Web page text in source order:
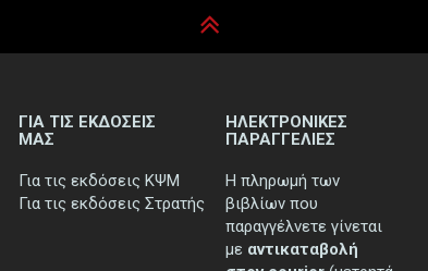
ΓΙΑ ΤΙΣ ΕΚΔΟΣΕΙΣ
ΜΑΣ
Για τις εκδόσεις ΚΨΜ
Για τις εκδόσεις Στρατής
ΗΛΕΚΤΡΟΝΙΚΕΣ
ΠΑΡΑΓΓΕΛΙΕΣ
Η πληρωμή των
βιβλίων που
παραγγέλνετε γίνεται
με αντικαταβολή